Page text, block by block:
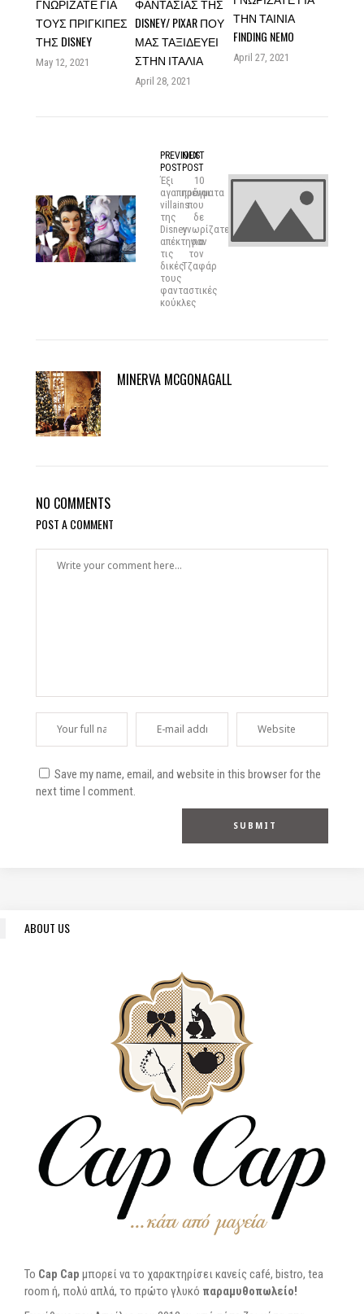
ΓΝΩΡΊΖΑΤΕ ΓΙΑ
ΤΟΥΣ ΠΡΊΓΚΙΠΕΣ
ΤΗΣ DISNEY
May 12, 2021
ΦΑΝΤΑΣΊΑΣ ΤΗΣ
DISNEY/ PIXAR ΠΟΥ
ΜΆΣ ΤΑΞΙΔΕΎΕΙ
ΣΤΗΝ ΙΤΑΛΊΑ
April 28, 2021
ΤΗΝ ΤΑΙΝΊΑ
FINDING NEMO
April 27, 2021
PREVIOUS
POST
Έξι
αγαπημένοι
villains
της
Disney
απέκτησαν
τις
δικές
τους
φανταστικές
κούκλες
NEXT
POST
10
πράγματα
που
δε
γνωρίζατε
για
τον
Τζαφάρ
MINERVA MCGONAGALL
NO COMMENTS
POST A COMMENT
Save my name, email, and website in this browser for the
next time I comment.
ABOUT US
To Cap Cap μπορεί να το χαρακτηρίσει κανείς café, bistro, tea
room ή, πολύ απλά, το πρώτο γλυκό παραμυθοπωλείο!